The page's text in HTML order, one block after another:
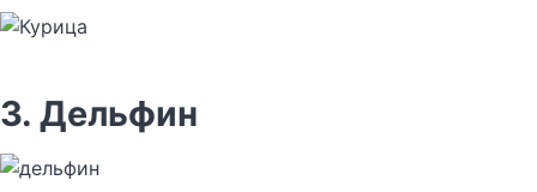
3. Дельфин